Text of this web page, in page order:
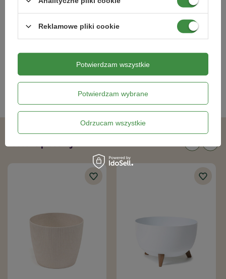
Biała
8,79 zł
Osłonka-Doniczka Magnolia fi 135
Biała
7,69 zł
Kategorie powiązane
Reklamowe pliki cookie
Potwierdzam wybrane
Odrzucam wszystkie
Potwierdzam wszystkie